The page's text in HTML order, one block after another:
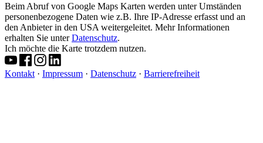
Beim Abruf von Google Maps Karten werden unter Umständen
personenbezogene Daten wie z.B. Ihre IP-Adresse erfasst und an
den Anbieter in den USA weitergeleitet. Mehr Informationen
erhalten Sie unterDatenschutz.
Ich möchte die Karte trotzdem nutzen.
Kontakt · Impressum · Datenschutz · Barrierefreiheit